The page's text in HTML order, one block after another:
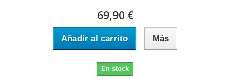
69,90 €
Añadir al carrito Más
En stock